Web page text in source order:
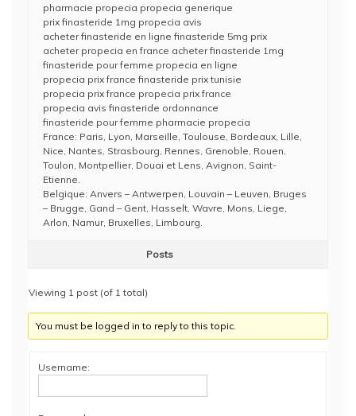
pharmacie propecia propecia generique
prix finasteride 1mg propecia avis
acheter finasteride en ligne finasteride 5mg prix
acheter propecia en france acheter finasteride 1mg
finasteride pour femme propecia en ligne
propecia prix france finasteride prix tunisie
propecia prix france propecia prix france
propecia avis finasteride ordonnance
finasteride pour femme pharmacie propecia
France: Paris, Lyon, Marseille, Toulouse, Bordeaux, Lille,
Nice, Nantes, Strasbourg, Rennes, Grenoble, Rouen,
Toulon, Montpellier, Douai et Lens, Avignon, Saint-
Etienne.
Belgique: Anvers – Antwerpen, Louvain – Leuven, Bruges
– Brugge, Gand – Gent, Hasselt, Wavre, Mons, Liege,
Arlon, Namur, Bruxelles, Limbourg.
Posts
Viewing 1 post (of 1 total)
You must be logged in to reply to this topic.
Username: